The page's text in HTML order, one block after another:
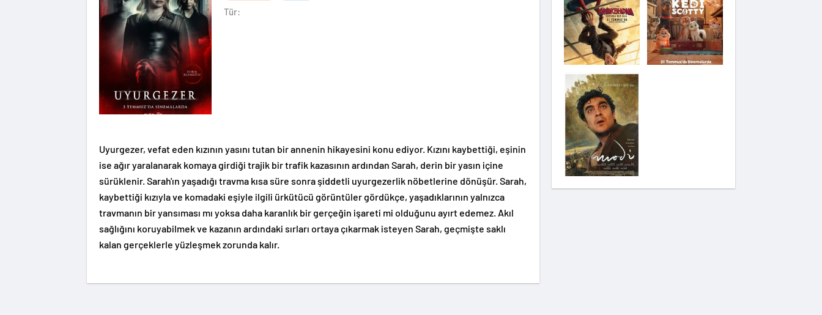
Hannas 3
Saplantı
Modi: Deliliğin
Kanadında Üç Gün
Pinokyo: Kanlı Masal
Tür:
Uyurgezer, vefat eden kızının yasını tutan bir annenin hikayesini konu ediyor. Kızını kaybettiği, eşinin
ise ağır yaralanarak komaya girdiği trajik bir trafik kazasının ardından Sarah, derin bir yasın içine
sürüklenir. Sarah'ın yaşadığı travma kısa süre sonra şiddetli uyurgezerlik nöbetlerine dönüşür. Sarah,
kaybettiği kızıyla ve komadaki eşiyle ilgili ürkütücü görüntüler gördükçe, yaşadıklarının yalnızca
travmanın bir yansıması mı yoksa daha karanlık bir gerçeğin işareti mi olduğunu ayırt edemez. Akıl
sağlığını koruyabilmek ve kazanın ardındaki sırları ortaya çıkarmak isteyen Sarah, geçmişte saklı
kalan gerçeklerle yüzleşmek zorunda kalır.